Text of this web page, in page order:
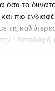
το δυνατό
πιο
τις
‘’Αποδοχή
να επιλέξετε
΄΄και να